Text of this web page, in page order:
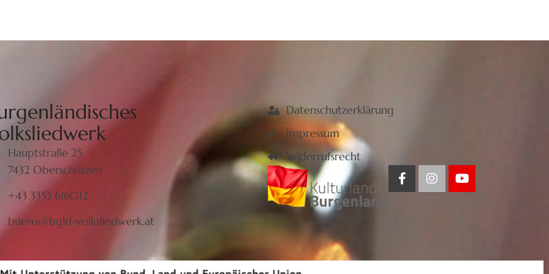
Hauptstraße 25
7432 Oberschützen
+43 3353 616012
buero@bgld-volksliedwerk.at
Datenschutzerklärung
Impressum
Widerrufsrecht